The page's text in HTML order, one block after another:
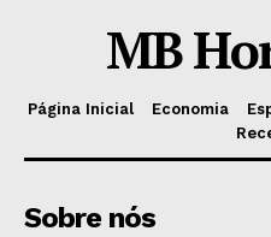
MB
Página Inicial Economia
Sobre nós